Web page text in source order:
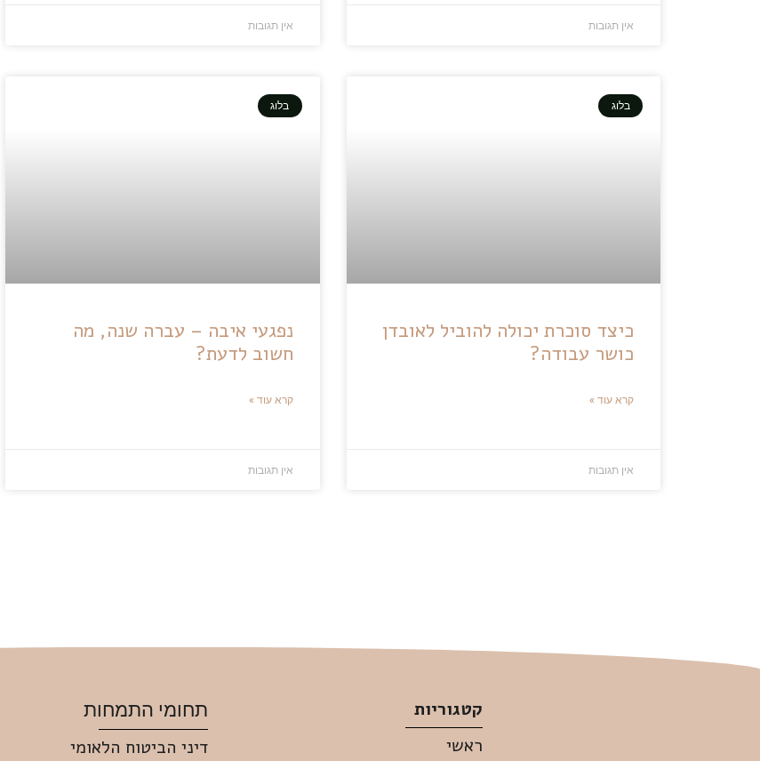
אין תגובות אין תגובות
בלוג
כיצד סוכרת יכולה להוביל לאובדן
כושר עבודה?
קרא עוד »
אין תגובות
בלוג
נפגעי איבה – עברה שנה, מה
חשוב לדעת?
קרא עוד »
אין תגובות
קטגוריות
ראשי
תחומי התמחות
דיני הביטוח הלאומי